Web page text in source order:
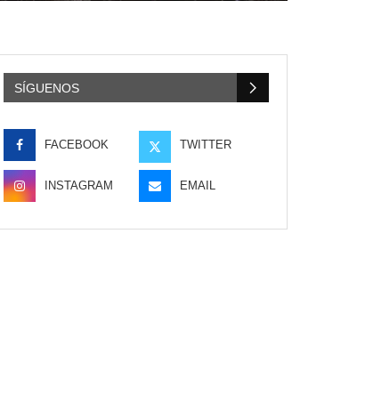
SÍGUENOS
FACEBOOK TWITTER
INSTAGRAM EMAIL